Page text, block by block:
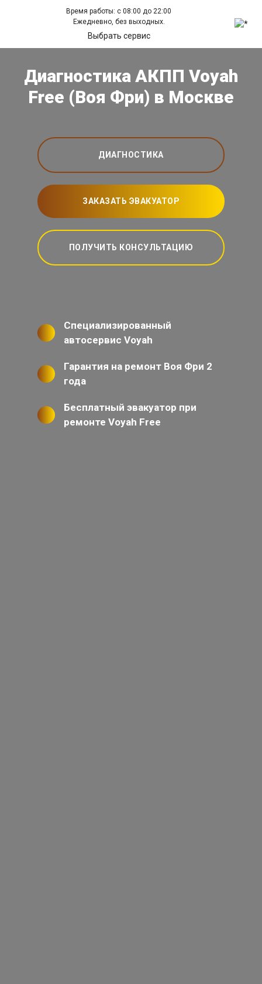
Время работы: с 08:00 до 22:00
Ежедневно, без выходных.
Выбрать сервис
Диагностика АКПП Voyah
Free (Воя Фри) в Москве
ДИАГНОСТИКА
ЗАКАЗАТЬ ЭВАКУАТОР
ПОЛУЧИТЬ КОНСУЛЬТАЦИЮ
Специализированный
автосервис Voyah
Гарантия на ремонт Воя Фри 2
года
Бесплатный эвакуатор при
ремонте Voyah Free